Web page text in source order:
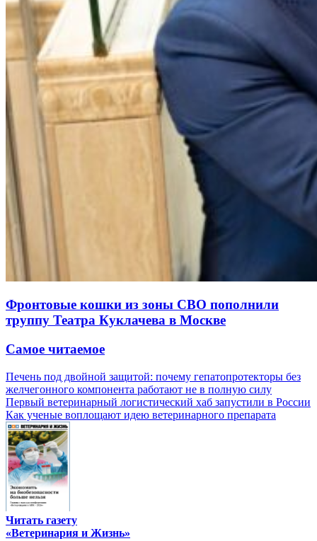
Фронтовые кошки из зоны СВО пополнили
труппу Театра Куклачева в Москве
Самое читаемое
Печень под двойной защитой: почему гепатопротекторы без
желчегонного компонента работают не в полную силу
Первый ветеринарный логистический хаб запустили в России
Как ученые воплощают идею ветеринарного препарата
Читать газету
«Ветеринария и Жизнь»